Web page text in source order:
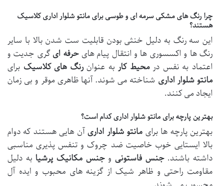
چرا رنگ های مشکی سرمه ای و طوسی برای مانتو شلوار اداری کلاسیک
هستند؟
این سه رنگ به دلیل خنثی بودن قابلیت ست شدن بالا با سایر
رنگ ها و اکسسوری ها و انتقال پیام هایحرفه ای گری جدیت و
اعتماد به نفس درمحیط کار به عنوانرنگ های کلاسیک برای
مانتو شلوار اداری شناخته می شوند. آنها ظاهری موقر و بی زمان
ایجاد می کنند.
بهترین پارچه برای مانتو شلوار اداری کدام است؟
بهترین پارچه ها برای مانتو شلوار اداریآن هایی هستند که دوام
بالا ایستایی خوب خاصیت ضد چروک و تنفس پذیری مناسبی
داشته باشند.جنس فاستونی وجنس مکانیک پرشیا به دلیل
مقاومت راحتی و ظاهر شیک از گزینه های محبوب و ایده آل